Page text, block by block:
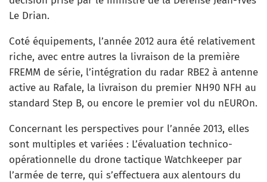
Le Drian.
Coté équipements, l’année 2012 aura été relativement
riche, avec entre autres la livraison de la première
FREMM de série, l’intégration du radar RBE2 à antenne
active au Rafale, la livraison du premier NH90 NFH au
standard Step B, ou encore le premier vol du nEUROn.
Concernant les perspectives pour l’année 2013, elles
sont multiples et variées : L’évaluation technico-
opérationnelle du drone tactique Watchkeeper par
l’armée de terre, qui s’effectuera aux alentours du